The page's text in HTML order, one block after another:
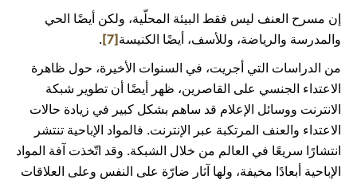
إن مسرح العنف ليس فقط البيئة المحلّية، ولكن أيضًا الحي
والمدرسة والرياضة، وللأسف، أيضًا الكنيسة[7]
.
من الدراسات التي أجريت، في السنوات الأخيرة، حول ظاهرة
الاعتداء الجنسي على القاصرين، ظهر أيضًا أن تطوير شبكة
الانترنت ووسائل الإعلام قد ساهم بشكل كبير في زيادة حالات
الاعتداء والعنف المرتكبة عبر الإنترنت. فالمواد الإباحية تنتشر
انتشارًا سريعًا في العالم من خلال الشبكة. وقد اتّخذت آفة المواد
الإباحية أبعادًا مخيفة، ولها آثار ضارّة على النفس وعلى العلاقات